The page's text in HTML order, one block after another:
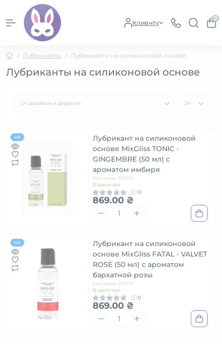
Клиенту
0
Лубриканты Лубриканты на силиконовой основе
Лубриканты на силиконовой основе
Hit
Лубрикант на силиконовой
основе MixGliss TONIC -
GINGEMBRE (50 мл) с
ароматом имбиря
Код товара: SO1359
В наличии
0
869.00 ₴
Hit
Лубрикант на силиконовой
основе MixGliss FATAL - VALVET
ROSE (50 мл) с ароматом
бархатной розы
Код товара: SO2703
В наличии
0
869.00 ₴